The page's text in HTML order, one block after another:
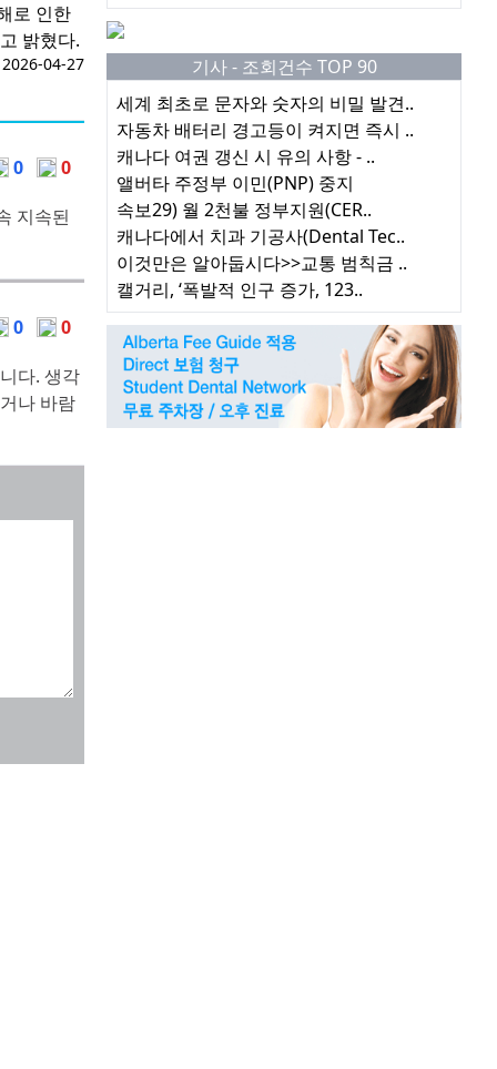
로 인한
밝혔다.
04-27
0
0
지속된
0
0
다. 생각
나 바람
기사 - 조회건수 TOP 90
세계 최초로 문자와 숫자의 비밀 발견..
자동차 배터리 경고등이 켜지면 즉시 ..
캐나다 여권 갱신 시 유의 사항 - ..
앨버타 주정부 이민(PNP) 중지
속보29) 월 2천불 정부지원(CER..
캐나다에서 치과 기공사(Dental Tec..
이것만은 알아둡시다>>교통 범칙금 ..
캘거리, ‘폭발적 인구 증가, 123..